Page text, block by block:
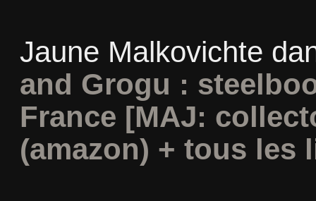
Jaune Malkovichte
and Grogu :
France [MAJ:
(amazon) + tous les